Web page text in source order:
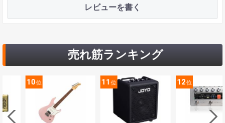
レビューを書く
売れ筋ランキング
11 12 位 13